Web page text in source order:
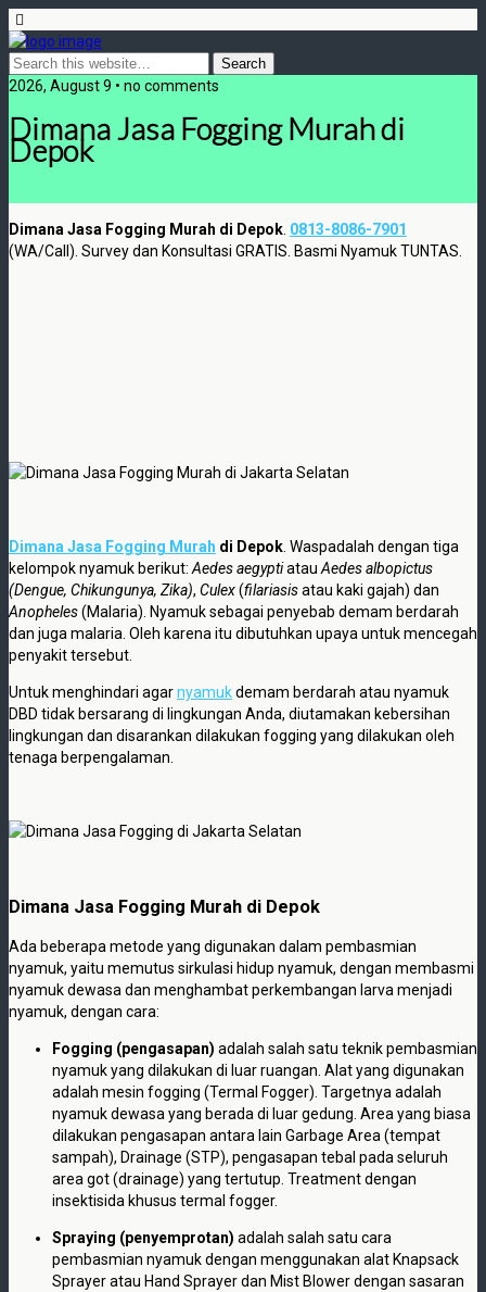
2026, August 9 • no comments
Dimana Jasa Fogging Murah di
Depok
Dimana Jasa Fogging Murah di Depok 0813-8086-7901
(WA/Call). Survey dan Konsultasi GRATIS. Basmi Nyamuk TUNTAS.
Dimana Jasa Fogging Murah di Depok . Waspadalah dengan tiga
kelompok nyamuk berikut: Aedes aegyptiatau Aedes albopictus
(Dengue, Chikungunya, Zika), Culex(filariasisatau kaki gajah) dan
Anopheles(Malaria). Nyamuk sebagai penyebab demam berdarah
dan juga malaria. Oleh karena itu dibutuhkan upaya untuk mencegah
penyakit tersebut.
Untuk menghindari agarnyamukdemam berdarah atau nyamuk
DBD tidak bersarang di lingkungan Anda, diutamakan kebersihan
lingkungan dan disarankan dilakukan fogging yang dilakukan oleh
tenaga berpengalaman.
Dimana Jasa Fogging Murah di Depok
Ada beberapa metode yang digunakan dalam pembasmian
nyamuk, yaitu memutus sirkulasi hidup nyamuk, dengan membasmi
nyamuk dewasa dan menghambat perkembangan larva menjadi
nyamuk, dengan cara:
Fogging (pengasapan) adalah salah satu teknik pembasmian
nyamuk yang dilakukan di luar ruangan. Alat yang digunakan
adalah mesin fogging (Termal Fogger). Targetnya adalah
nyamuk dewasa yang berada di luar gedung. Area yang biasa
dilakukan pengasapan antara lain Garbage Area (tempat
sampah), Drainage (STP), pengasapan tebal pada seluruh
area got (drainage) yang tertutup. Treatment dengan
insektisida khusus termal fogger.
Spraying (penyemprotan) adalah salah satu cara
pembasmian nyamuk dengan menggunakan alat Knapsack
Sprayer atau Hand Sprayer dan Mist Blower dengan sasaran